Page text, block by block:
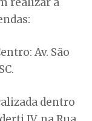
Av. São
dentro